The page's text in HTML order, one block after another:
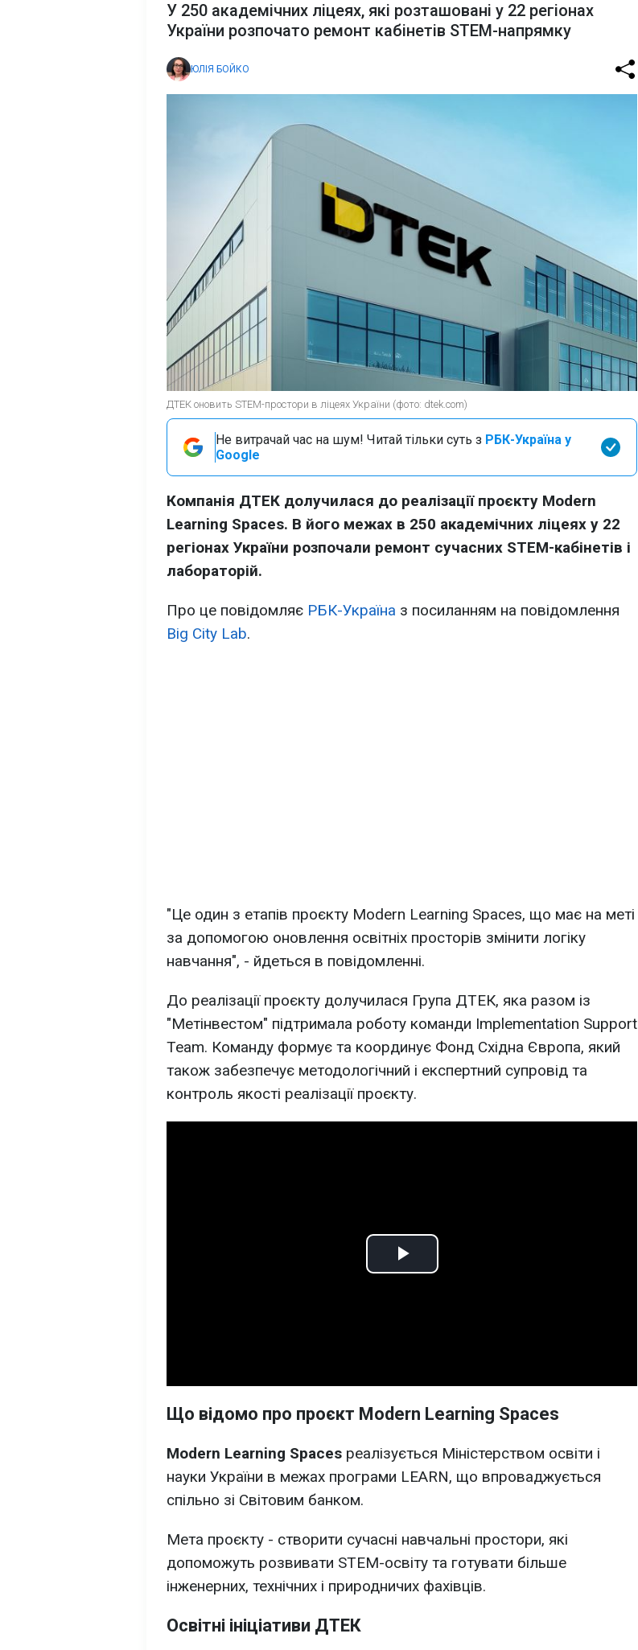
У 250 академічних ліцеях, які розташовані у 22 регіонах
України розпочато ремонт кабінетів STEM-напрямку
ЮЛІЯ БОЙКО
ДТЕК оновить STEM-простори в ліцеях України (фото: dtek.com)
Не витрачай час на шум! Читай тільки суть з РБК-Україна у
Google
Компанія ДТЕК долучилася до реалізації проєкту Modern
Learning Spaces. В його межах в 250 академічних ліцеях у 22
регіонах України розпочали ремонт сучасних STEM-кабінетів і
лабораторій.
Про це повідомляє РБК-Україна з посиланням на повідомлення
Big City Lab.
"Це один з етапів проєкту Modern Learning Spaces, що має на меті
за допомогою оновлення освітніх просторів змінити логіку
навчання", - йдеться в повідомленні.
До реалізації проєкту долучилася Група ДТЕК, яка разом із
"Метінвестом" підтримала роботу команди Implementation Support
Team. Команду формує та координує Фонд Східна Європа, який
також забезпечує методологічний і експертний супровід та
контроль якості реалізації проєкту.
Play
Що відомо про проєкт Modern Learning Spaces
Modern Learning Spaces реалізується Міністерством освіти і
науки України в межах програми LEARN, що впроваджується
спільно зі Світовим банком.
Мета проєкту - створити сучасні навчальні простори, які
допоможуть розвивати STEM-освіту та готувати більше
інженерних, технічних і природничих фахівців.
Освітні ініціативи ДТЕК